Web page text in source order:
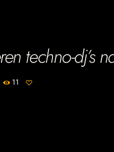
techno-
11